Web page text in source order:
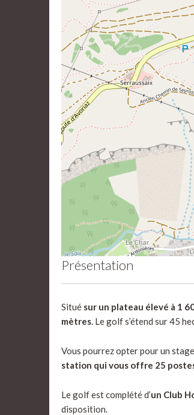
Présentation
Situé sur un plateau élevé à 1
mètres. Le golf s’étend sur 45
Vous pourrez opter pour un
station qui vous offre 25
Le golf est complété d’un Club
disposition.